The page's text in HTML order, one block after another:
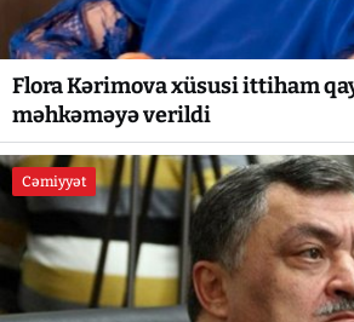
Flora Kərimova xüsusi ittiham
məhkəməyə verildi
Cəmiyyət